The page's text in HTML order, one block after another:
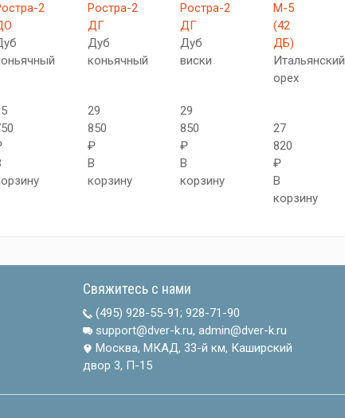
2
Ростра-2
ДГ
Дуб
коньячный
29
850
₽
В
корзину
Ростра-2
ДГ
Дуб
виски
29
850
₽
В
корзину
М-5
(42
ДБ)
Итальянский
орех
27
820
₽
В
корзину
Свяжитесь с нами
(495) 928-55-91; 928-71-90
support@dver-k.ru, admin@dver-k.ru
Москва, МКАД, 33-й км, Каширский
двор 3, П-15